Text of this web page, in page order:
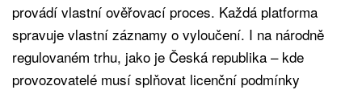
provádí vlastní ověřovací proces. Každá platforma
spravuje vlastní záznamy o vyloučení. I na národně
regulovaném trhu, jako je Česká republika – kde
provozovatelé musí splňovat licenční podmínky